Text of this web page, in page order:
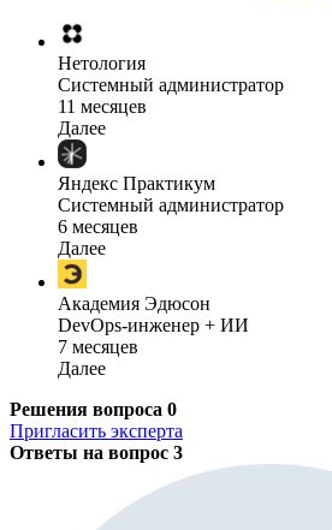
Нетология
Системный администратор
11 месяцев
Далее
Яндекс Практикум
Системный администратор
6 месяцев
Далее
Академия Эдюсон
DevOps-инженер + ИИ
7 месяцев
Далее
Решения вопроса 0
Пригласить эксперта
Ответы на вопрос 3